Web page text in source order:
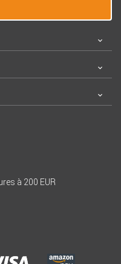
à 200 EUR